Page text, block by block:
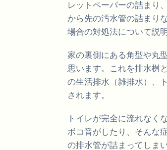
レットペーパーの詰まり
から先の汚水管の詰まり
場合の対処法について説
家の裏側にある角型や丸
思います。これを排水桝
の生活排水（雑排水）、
されます。
トイレが完全に流れなく
ボコ音がしたり、そんな
の排水管が詰まってしま